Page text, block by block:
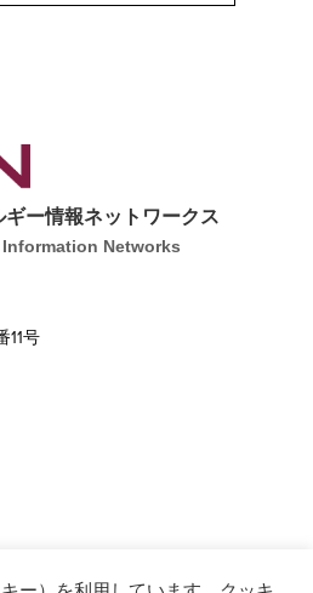
ー情報ネットワークス
Networks
11号